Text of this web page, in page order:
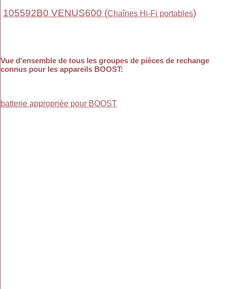
105592B0 VENUS600 (Chaînes Hi-Fi portables)
Vue d'ensemble de tous les groupes de pièces de rechange
connus pour les appareils BOOST:
batterie appropriée pour BOOST